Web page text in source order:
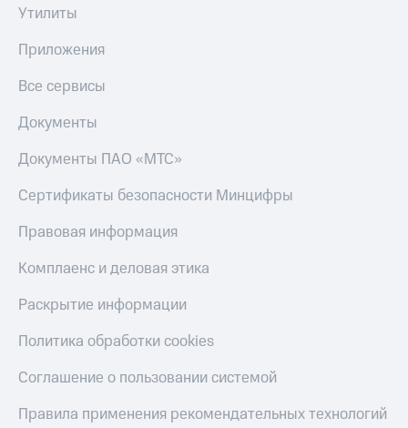
Утилиты
Приложения
Все сервисы
Документы
Документы ПАО «МТС»
Сертификаты безопасности Минцифры
Правовая информация
Комплаенс и деловая этика
Раскрытие информации
Политика обработки cookies
Соглашение о пользовании системой
Правила применения рекомендательных технологий